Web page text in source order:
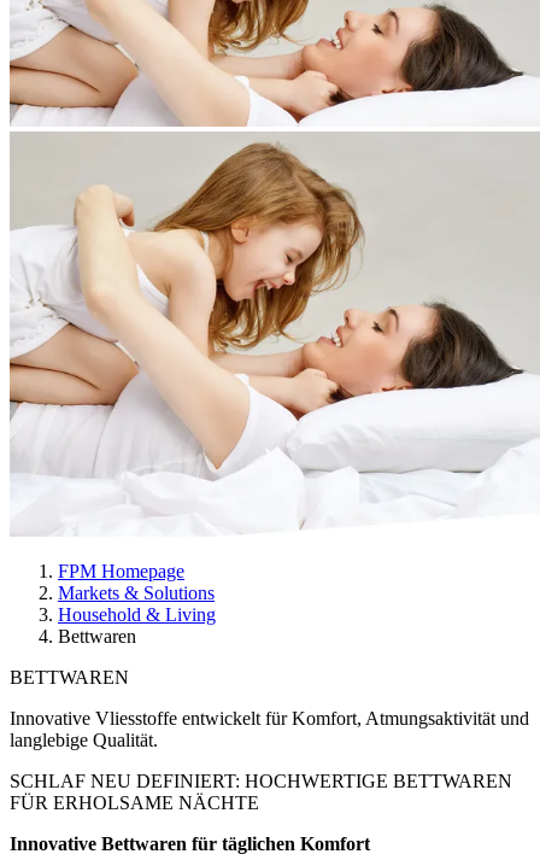
FPM Homepage
Markets & Solutions
Household & Living
Bettwaren
BETTWAREN
Innovative Vliesstoffe entwickelt für Komfort, Atmungsaktivität und
langlebige Qualität.
SCHLAF NEU DEFINIERT: HOCHWERTIGE BETTWAREN
FÜR ERHOLSAME NÄCHTE
Innovative Bettwaren für täglichen Komfort